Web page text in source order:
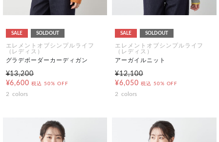
SALE SOLDOUT
エレメントオブシンプルライフ
（レディス）
グラデボーダーカーディガン
¥13,200
¥6,600 税込 50% OFF
2 colors
SALE SOLDOUT
エレメントオブシンプルライフ
（レディス）
アーガイルニット
¥12,100
¥6,050 税込 50% OFF
2 colors